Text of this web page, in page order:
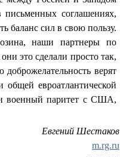
соглашениях,
баланс сил в свою пользу.
наши партнеры по
это сделали просто так,
верят
евроатлантической
военный паритет с США,
Евгений Шестаков
m.rg.ru